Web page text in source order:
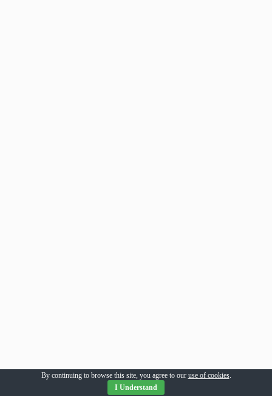
By continuing to browse this site, you agree to our use of cookies.
I Understand